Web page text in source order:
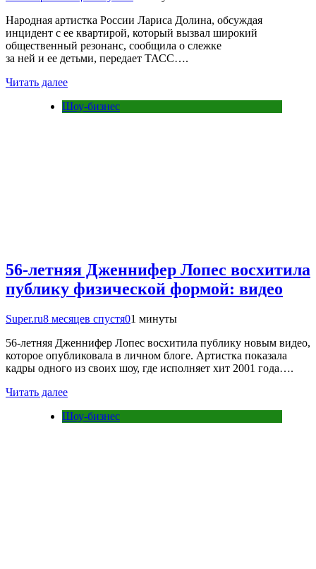
Народная артистка России Лариса Долина, обсуждая
инцидент с ее квартирой, который вызвал широкий
общественный резонанс, сообщила о слежке
за ней и ее детьми, передает ТАСС….
Читать далее
Шоу-бизнес
56-летняя Дженнифер Лопес восхитила
публику физической формой: видео
Super.ru8 месяцев спустя01 минуты
56-летняя Дженнифер Лопес восхитила публику новым видео,
которое опубликовала в личном блоге. Артистка показала
кадры одного из своих шоу, где исполняет хит 2001 года….
Читать далее
Шоу-бизнес